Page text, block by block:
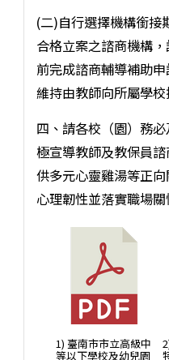
(二)自行選擇機構銜接
合格立案之諮商機構
前完成諮商輔導補助
維持由教師向所屬學校
四、請各校（園）務
極宣導教師及教保員
供多元心靈雞湯等正
心理韌性並落實職場關
1) 臺南市市立高級中
等以下學校及幼兒園